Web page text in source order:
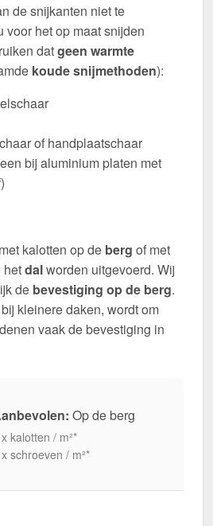
de snijkanten niet te
voor het op maat snijden
datgeen warmte
koude snijmethoden):
of handplaatschaar
bij aluminium platen met
kalotten op de berg of met
hetdalworden uitgevoerd. Wij
de bevestiging op de berg.
kleinere daken, wordt om
vaak de bevestiging in
Op de berg
kalotten / m²*
schroeven / m²*